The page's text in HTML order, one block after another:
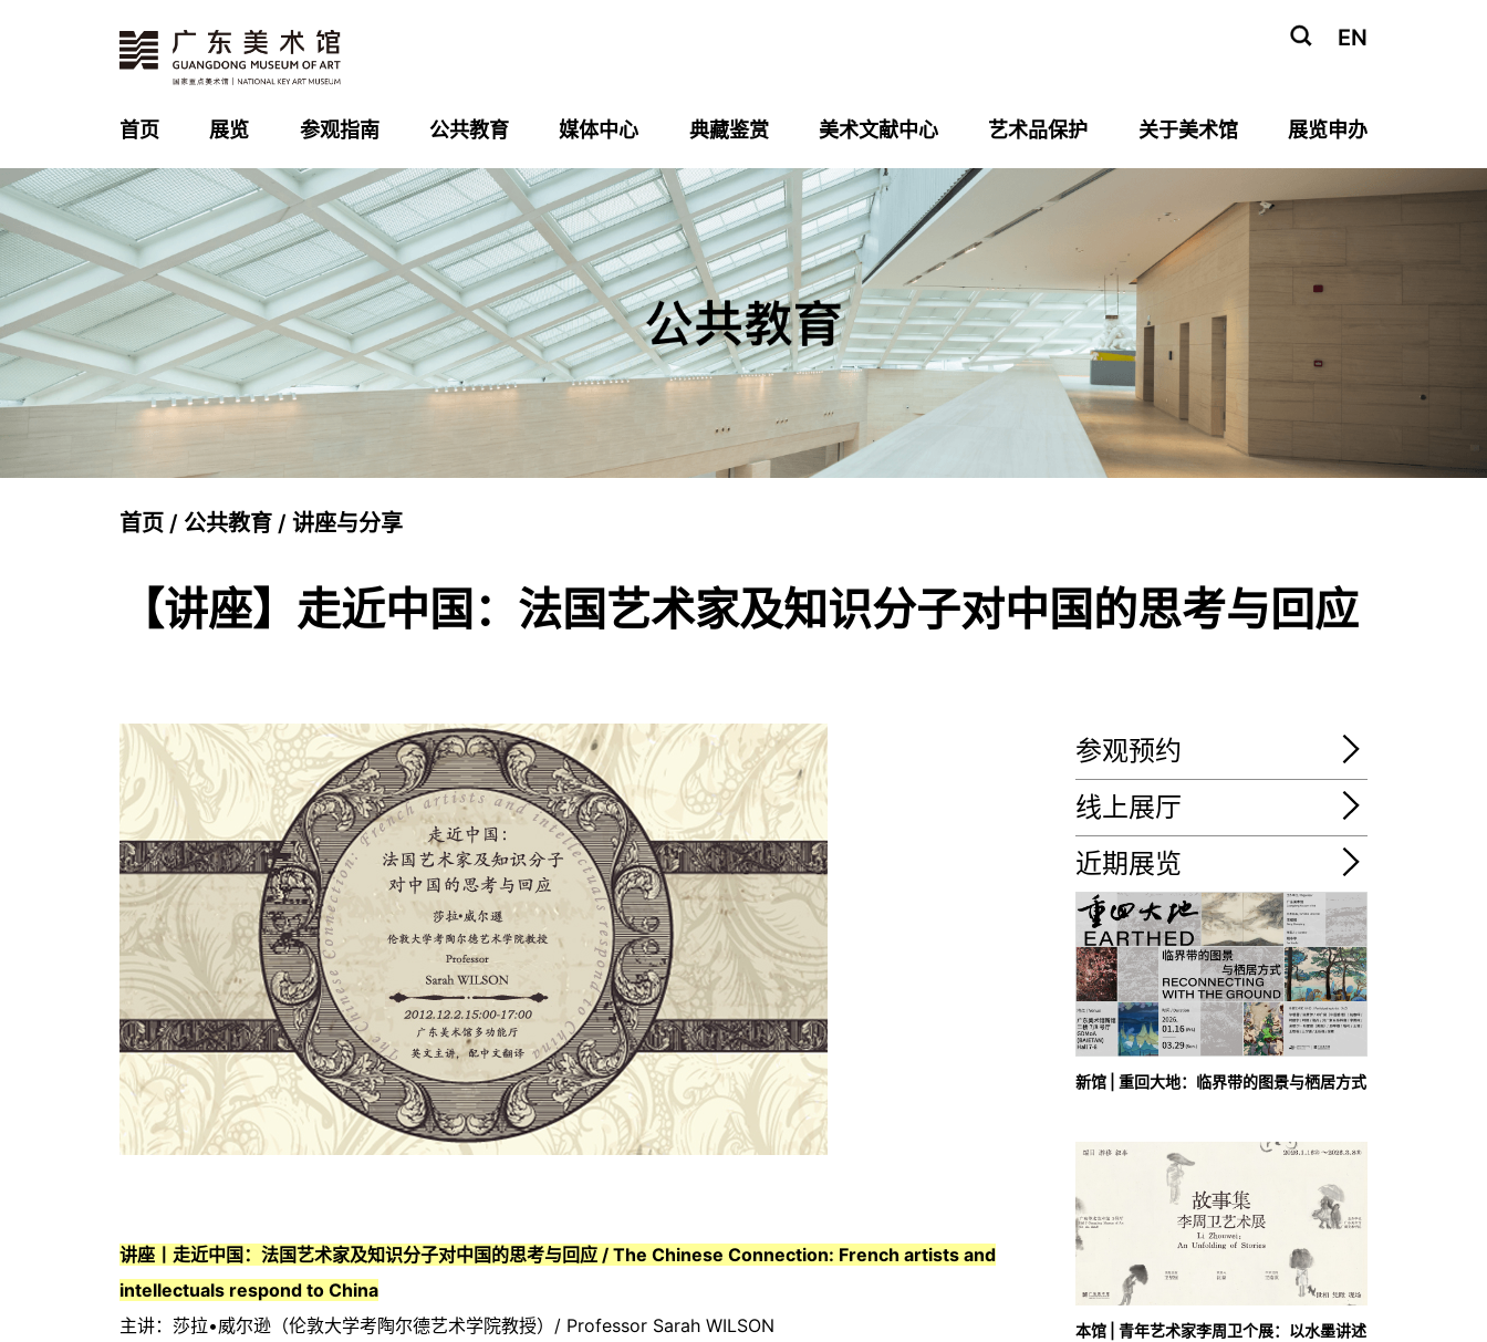
EN
首页 展览 参观指南 公共教育 媒体中心 典藏鉴赏 美术文献中心 艺术品保护 关于美术馆 展览申办
首页 / 公共教育 / 讲座与分享
【讲座】走近中国：法国艺术家及知识分子对中国的思考与回应
讲座丨走近中国：法国艺术家及知识分子对中国的思考与回应 / The Chinese Connection: French artists and
intellectuals respond to China
主讲：莎拉•威尔逊（伦敦大学考陶尔德艺术学院教授）/ Professor Sarah WILSON
参观预约
线上展厅
近期展览
新馆 | 重回大地：临界带的图景与栖居方式
本馆 | 青年艺术家李周卫个展：以水墨讲述